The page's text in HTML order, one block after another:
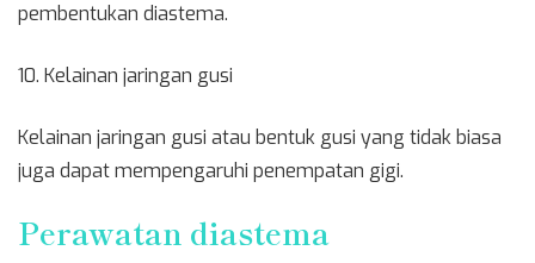
pembentukan diastema.
10. Kelainan jaringan gusi
Kelainan jaringan gusi atau bentuk gusi yang tidak biasa
juga dapat mempengaruhi penempatan gigi.
Perawatan diastema